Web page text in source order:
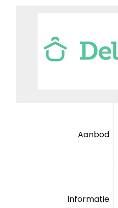
Aanbod
Informatie